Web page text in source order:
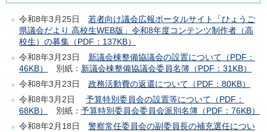
令和8年3月25日 若者向け議会広報ポータルサイト「ひょうご
県議会だより 高校生WEB版」令和8年度コンテンツ制作者（高
校生）の募集（PDF：137KB）
令和8年3月23日 新議会棟整備協議会の設置について（PDF：
46KB）
別紙： 新議会棟整備協議会委員名簿（PDF：31KB）
令和8年3月23日 政務活動費の返還について（PDF：80KB）
令和8年3月2日 予算特別委員会の設置等について（PDF：
68KB）
別紙： 予算特別委員会委員会派別名簿（PDF：76KB）
令和8年2月18日 警察常任委員会の副委員長の補充選任につい